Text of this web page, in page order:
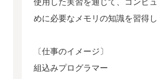
使用した実習を通じて、コンピ
めに必要なメモリの知識を習得し
〔仕事のイメージ〕
組込みプログ